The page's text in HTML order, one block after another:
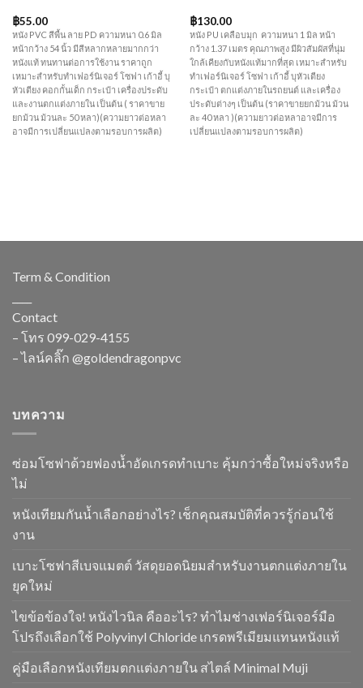
฿55.00
หนัง PVC สีพื้น ลาย PD ความหนา 0.6 มิล
หน้ากว้าง 54 นิ้ว มีสีหลากหลายมากกว่า
หนังแท้ ทนทานต่อการใช้งาน ราคาถูก
เหมาะสำหรับทำเฟอร์นิเจอร์ โซฟา เก้าอี้ บุ
หัวเตียง คอกกั้นเด็ก กระเป๋า เครื่องประดับ
และงานตกแต่งภายใน เป็นต้น ( ราคาขาย
ยกม้วน ม้วนละ 50 หลา)(ความยาวต่อหลา
อาจมีการเปลี่ยนแปลงตามรอบการผลิต)
฿130.00
หนัง PU เคลือบมุก ความหนา 1 มิล หน้า
กว้าง 1.37 เมตร คุณภาพสูง มีผิวสัมผัสที่นุ่ม
ใกล้เคียงกับหนังแท้มากที่สุด เหมาะสำหรับ
ทำเฟอร์นิเจอร์ โซฟา เก้าอี้ บุหัวเตียง
กระเป๋า ตกแต่งภายในรถยนต์ และเครื่อง
ประดับต่างๆ เป็นต้น (ราคาขายยกม้วน ม้วน
ละ 40 หลา )(ความยาวต่อหลาอาจมีการ
เปลี่ยนแปลงตามรอบการผลิต)
Term & Condition
Contact
– โทร 099-029-4155
– ไลน์คลิ๊ก @goldendragonpvc
บทความ
ซ่อมโซฟาด้วยฟองน้ำอัดเกรดทำเบาะ คุ้มกว่าซื้อใหม่จริงหรือ
ไม่
หนังเทียมกันน้ำเลือกอย่างไร? เช็กคุณสมบัติที่ควรรู้ก่อนใช้
งาน
เบาะโซฟาสีเบจแมตต์ วัสดุยอดนิยมสำหรับงานตกแต่งภายใน
ยุคใหม่
ไขข้อข้องใจ! หนังไวนิล คืออะไร? ทำไมช่างเฟอร์นิเจอร์มือ
โปรถึงเลือกใช้ Polyvinyl Chloride เกรดพรีเมียมแทนหนังแท้
คู่มือเลือกหนังเทียมตกแต่งภายใน สไตล์ Minimal Muji